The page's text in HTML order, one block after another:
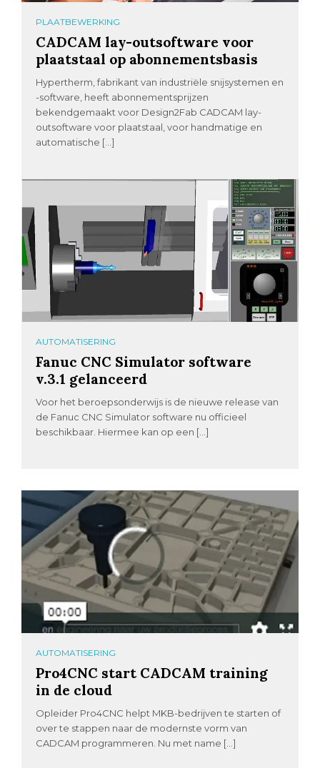
PLAATBEWERKING
CADCAM lay-outsoftware voor
plaatstaal op abonnementsbasis
Hypertherm, fabrikant van industriële snijsystemen en
-software, heeft abonnementsprijzen
bekendgemaakt voor Design2Fab CADCAM lay-
outsoftware voor plaatstaal, voor handmatige en
automatische […]
AUTOMATISERING
Fanuc CNC Simulator software
v.3.1 gelanceerd
Voor het beroepsonderwijs is de nieuwe release van
de Fanuc CNC Simulator software nu officieel
beschikbaar. Hiermee kan op een […]
AUTOMATISERING
Pro4CNC start CADCAM training
in de cloud
Opleider Pro4CNC helpt MKB-bedrijven te starten of
over te stappen naar de modernste vorm van
CADCAM programmeren. Nu met name […]